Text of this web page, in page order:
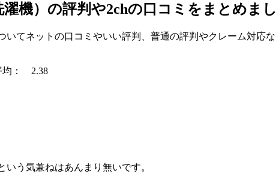
機）の評判や2chの口コミをまとめまし
てネットの口コミやいい評判、普通の評判やクレーム対応
： 2.38
いう気兼ねはあんまり無いです。